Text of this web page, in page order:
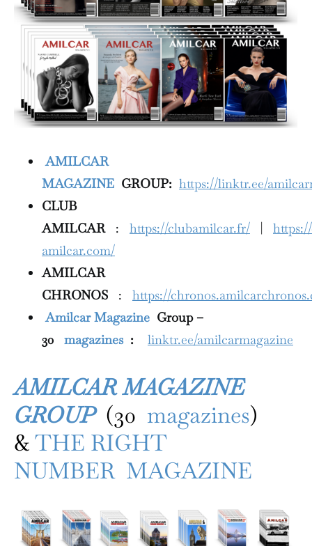
AMILCAR
MAGAZINE GROUP: https://linktr.ee/
CLUB
AMILCAR
: https://clubamilcar.fr/
amilcar.com/
AMILCAR
CHRONOS
: https://
Amilcar Magazine Group –
30
magazines: linktr.ee/amilcarmagazine
AMILCAR MAGAZINE
GROUP (30 magazines)
&THE RIGHT
NUMBER MAGAZINE